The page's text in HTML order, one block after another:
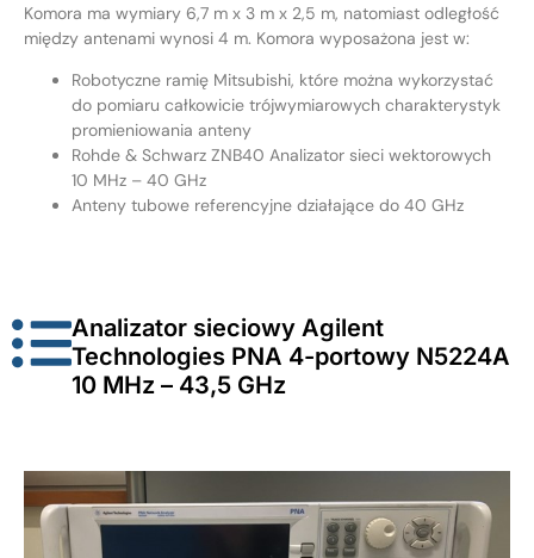
Komora ma wymiary 6,7 m x 3 m x 2,5 m, natomiast odległość
między antenami wynosi 4 m. Komora wyposażona jest w:
Robotyczne ramię Mitsubishi, które można wykorzystać
do pomiaru całkowicie trójwymiarowych charakterystyk
promieniowania anteny
Rohde & Schwarz ZNB40 Analizator sieci wektorowych
10 MHz – 40 GHz
Anteny tubowe referencyjne działające do 40 GHz
Analizator sieciowy Agilent
Technologies PNA 4-portowy N5224A
10 MHz – 43,5 GHz